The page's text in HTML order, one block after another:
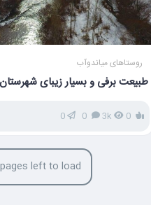
روستاهای میاندوآب
طبیعت برفی و بسیار زیبای
3k
0
left to load.